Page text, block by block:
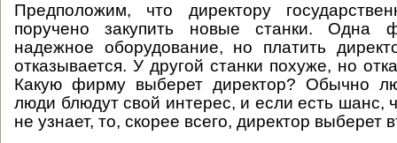
Предположим, что директору
поручено закупить новые станки. Одна
надежное оборудование, но платить
отказывается. У другой станки похуже, но
Какую фирму выберет директор? Обычно
люди блюдут свой интерес, и если есть шанс,
не узнает, то, скорее всего, директор выберет